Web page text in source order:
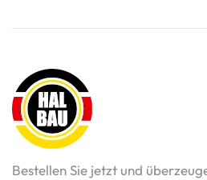
Bestellen Sie jetzt und